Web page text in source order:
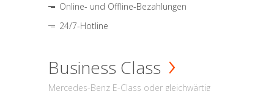
Online- und Offline-Bezahlungen
24/7-Hotline
Business Class
Mercedes-Benz E-Class oder gleichwärtig